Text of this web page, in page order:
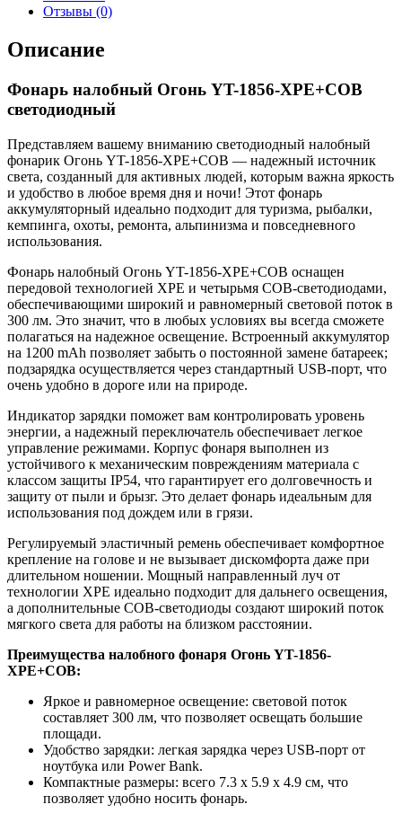
Отзывы (0)
Описание
Фонарь налобный Огонь YT-1856-XPE+COB
светодиодный
Представляем вашему вниманию светодиодный налобный
фонарик Огонь YT-1856-XPE+COB — надежный источник
света, созданный для активных людей, которым важна яркость
и удобство в любое время дня и ночи! Этот фонарь
аккумуляторный идеально подходит для туризма, рыбалки,
кемпинга, охоты, ремонта, альпинизма и повседневного
использования.
Фонарь налобный Огонь YT-1856-XPE+COB оснащен
передовой технологией XPE и четырьмя COB-светодиодами,
обеспечивающими широкий и равномерный световой поток в
300 лм. Это значит, что в любых условиях вы всегда сможете
полагаться на надежное освещение. Встроенный аккумулятор
на 1200 mAh позволяет забыть о постоянной замене батареек;
подзарядка осуществляется через стандартный USB-порт, что
очень удобно в дороге или на природе.
Индикатор зарядки поможет вам контролировать уровень
энергии, а надежный переключатель обеспечивает легкое
управление режимами. Корпус фонаря выполнен из
устойчивого к механическим повреждениям материала с
классом защиты IP54, что гарантирует его долговечность и
защиту от пыли и брызг. Это делает фонарь идеальным для
использования под дождем или в грязи.
Регулируемый эластичный ремень обеспечивает комфортное
крепление на голове и не вызывает дискомфорта даже при
длительном ношении. Мощный направленный луч от
технологии XPE идеально подходит для дальнего освещения,
а дополнительные COB-светодиоды создают широкий поток
мягкого света для работы на близком расстоянии.
Преимущества налобного фонаря Огонь YT-1856-
XPE+COB:
Яркое и равномерное освещение: световой поток
составляет 300 лм, что позволяет освещать большие
площади.
Удобство зарядки: легкая зарядка через USB-порт от
ноутбука или Power Bank.
Компактные размеры: всего 7.3 x 5.9 x 4.9 см, что
позволяет удобно носить фонарь.